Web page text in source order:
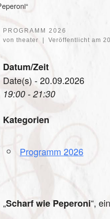
PROGRAMM 2026
von theater | Veröffentlicht am
Datum/Zeit
Date(s) - 20.09.2026
19:00 - 21:30
Kategorien
Programm 2026
„Scharf wie Peperoni“,